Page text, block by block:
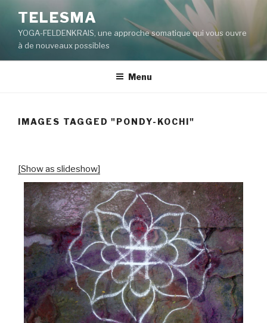
contenu
principal
TELESMA
YOGA-FELDENKRAIS, une approche somatique qui vous ouvre
à de nouveaux possibles
Menu
IMAGES TAGGED "PONDY-KOCHI"
[Show as slideshow]